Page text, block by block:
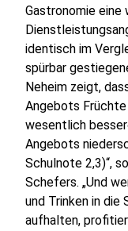
Gastronomie eine
identisch im
spürbar
Neheim zeigt,
Angebots
wesentlich
Angebots
Schulnote 2,3)“,
Schefers. „Und
und Trinken in die
aufhalten,